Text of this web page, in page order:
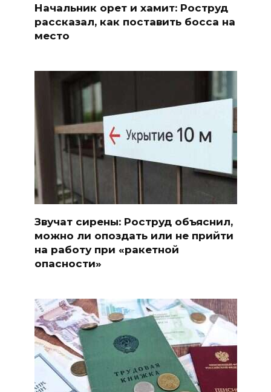
Начальник орет и хамит: Роструд
рассказал, как поставить босса на
место
Звучат сирены: Роструд объяснил,
можно ли опоздать или не прийти
на работу при «ракетной
опасности»